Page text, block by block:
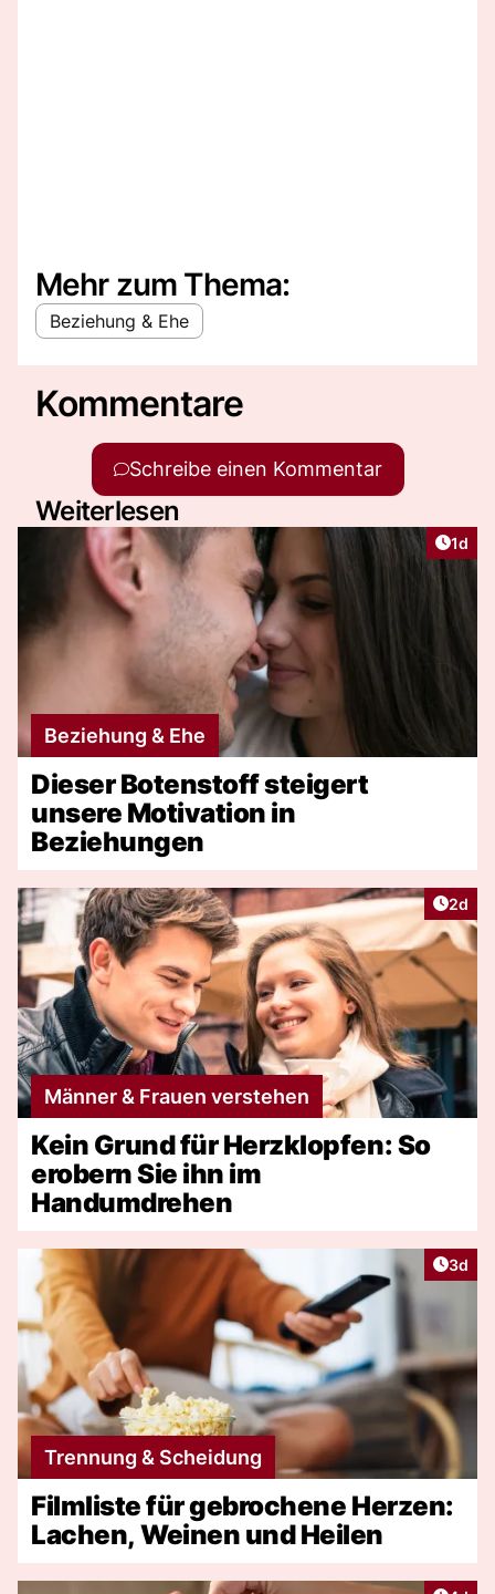
Mehr zum Thema:
Beziehung & Ehe
Kommentare
Schreibe einen Kommentar
Weiterlesen
1d
Beziehung & Ehe
Dieser Botenstoff steigert
unsere Motivation in
Beziehungen
2d
Männer & Frauen verstehen
Kein Grund für Herzklopfen: So
erobern Sie ihn im
Handumdrehen
3d
Trennung & Scheidung
Filmliste für gebrochene Herzen:
Lachen, Weinen und Heilen